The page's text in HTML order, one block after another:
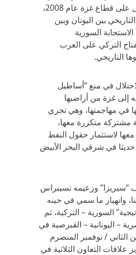
شنته دولة لاحتلال على قطاع غزة عام 2008،
بين اليونان وبين
السورية
التركي على العرب
التاريخي.
في منع “أساطيل
إلى غزة من أراضيها
في مهاجمتها، وهي تجري
مشتركة متكررة معها،
لاستثمار حقول النفط
حديثا في شرقي البحر الأبيض
وزعيمه تسيبراس
وانهيار ما سمي في حينه
السورية – التركية، ثم
– اليونانية – القبرصية في
الثاني / نوفمبر المنصرم
علاقات التعاون الثلاثية في